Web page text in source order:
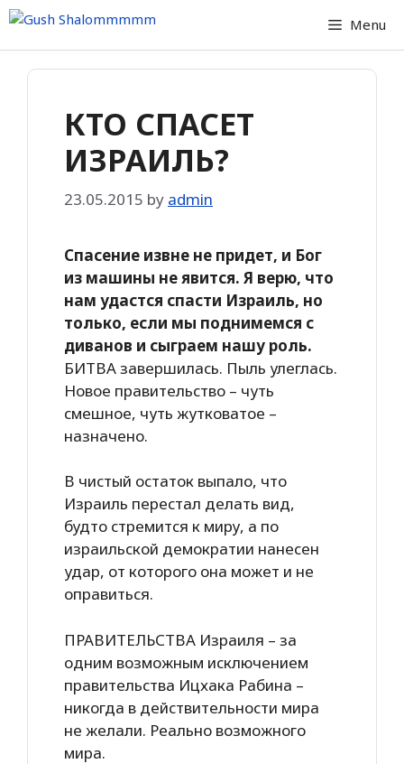
Skip
content
Menu
КТО СПАСЕТ
ИЗРАИЛЬ?
23.05.2015 by admin
Спасение извне не придет, и Бог
из машины не явится. Я верю, что
нам удастся спасти Израиль, но
только, если мы поднимемся с
диванов и сыграем нашу роль.
БИТВА завершилась. Пыль улеглась.
Новое правительство – чуть
смешное, чуть жутковатое –
назначено.
В чистый остаток выпало, что
Израиль перестал делать вид,
будто стремится к миру, а по
израильской демократии нанесен
удар, от которого она может и не
оправиться.
ПРАВИТЕЛЬСТВА Израиля – за
одним возможным исключением
правительства Ицхака Рабина –
никогда в действительности мира
не желали. Реально возможного
мира.